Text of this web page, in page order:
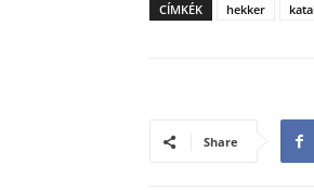
CÍMKÉK hekker
Share